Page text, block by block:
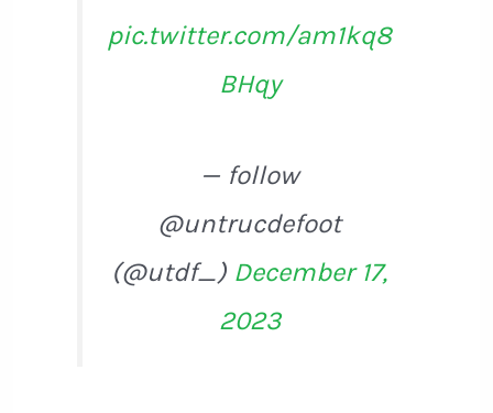
pic.twitter.com/am1kq8
BHqy
— follow
@untrucdefoot
(@utdf_) December 17,
2023